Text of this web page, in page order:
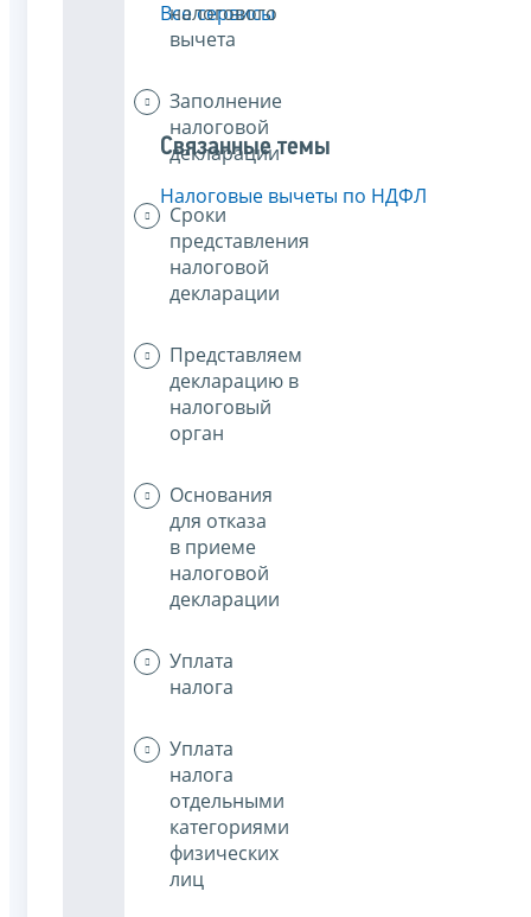
налогового
вычета
Заполнение
налоговой
декларации
Сроки
представления
налоговой
декларации
Представляем
декларацию в
налоговый
орган
Основания
для отказа
в приеме
налоговой
декларации
Уплата
налога
Уплата
налога
отдельными
категориями
физических
лиц
Все сервисы
Связанные темы
Налоговые вычеты по НДФЛ